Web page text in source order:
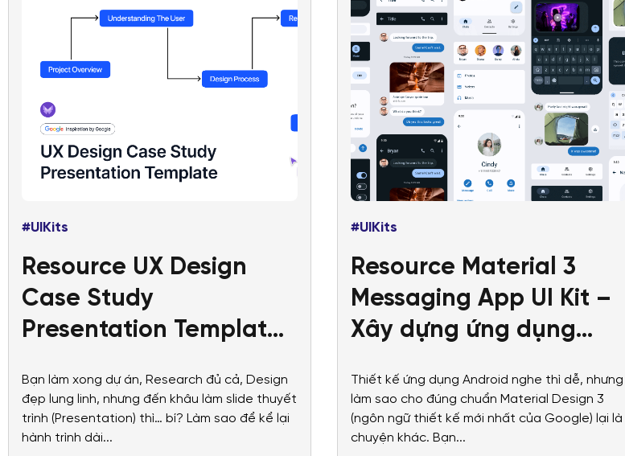
#UIKits
Resource UX Design
Case Study
Presentation Template
chuẩn “Google” chưa
bao giờ dễ thế
Bạn làm xong dự án, Research đủ cả, Design
đẹp lung linh, nhưng đến khâu làm slide thuyết
trình (Presentation) thì… bí? Làm sao để kể lại
hành trình dài...
#UIKits
Resource Material 3
Messaging App UI Kit –
Xây dựng ứng dụng
trong nháy mắt
Thiết kế ứng dụng Android nghe thì dễ, nhưng
làm sao cho đúng chuẩn Material Design 3
(ngôn ngữ thiết kế mới nhất của Google) lại là
chuyện khác. Bạn...